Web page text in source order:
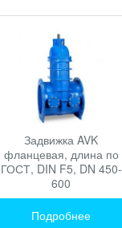
Задвижка AVK
фланцевая, длина по
ГОСТ, DIN F5, DN 450-
600
Подробнее